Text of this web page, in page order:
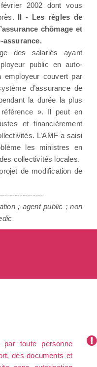
2002 dont vous
II - Les règles de
chômage et
assurance.
des salariés ayant
public en auto-
couvert par
d’assurance de
la durée la plus
». Il peut en
et financièrement
L’AMF a saisi
les ministres en
collectivités locales.
de modification de
; agent public ; non
par toute personne
des documents et